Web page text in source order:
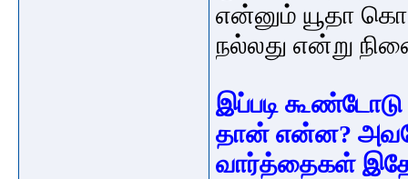
என்னும் யூதா
நல்லது என்று
இப்படி கூண்டோடு
தான் என்ன?
வார்த்தைகள்